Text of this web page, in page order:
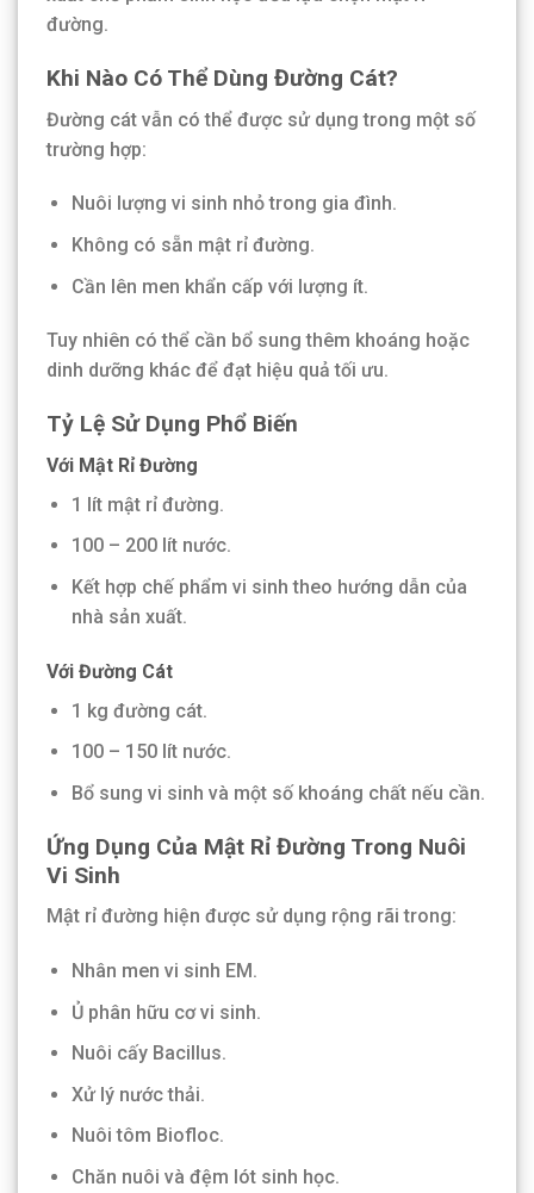
đường.
Khi Nào Có Thể Dùng Đường Cát?
Đường cát vẫn có thể được sử dụng trong một số
trường hợp:
Nuôi lượng vi sinh nhỏ trong gia đình.
Không có sẵn mật rỉ đường.
Cần lên men khẩn cấp với lượng ít.
Tuy nhiên có thể cần bổ sung thêm khoáng hoặc
dinh dưỡng khác để đạt hiệu quả tối ưu.
Tỷ Lệ Sử Dụng Phổ Biến
Với Mật Rỉ Đường
1 lít mật rỉ đường.
100 – 200 lít nước.
Kết hợp chế phẩm vi sinh theo hướng dẫn của
nhà sản xuất.
Với Đường Cát
1 kg đường cát.
100 – 150 lít nước.
Bổ sung vi sinh và một số khoáng chất nếu cần.
Ứng Dụng Của Mật Rỉ Đường Trong Nuôi
Vi Sinh
Mật rỉ đường hiện được sử dụng rộng rãi trong:
Nhân men vi sinh EM.
Ủ phân hữu cơ vi sinh.
Nuôi cấy Bacillus.
Xử lý nước thải.
Nuôi tôm Biofloc.
Chăn nuôi và đệm lót sinh học.